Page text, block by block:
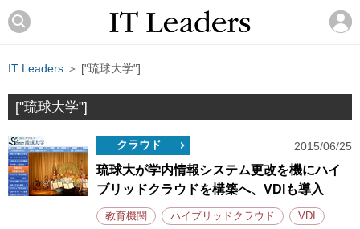
IT Leaders ＞ ["琉球大学"]
["琉球大学"]
クラウド 2015/06/25
琉球大が学内情報システム更改を機にハイ
ブリッドクラウドを構築へ、VDIも導入
教育機関 ハイブリッドクラウド VDI